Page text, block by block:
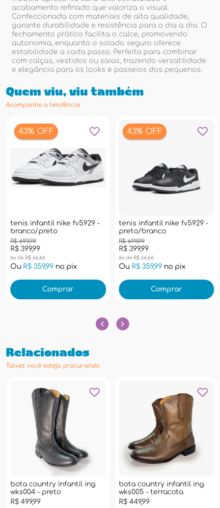
acabamento refinado que valoriza o visual.
Confeccionada com materiais de alta qualidade,
garante durabilidade e resistência para o dia a dia. O
fechamento prático facilita o calce, promovendo
autonomia, enquanto o solado seguro oferece
estabilidade a cada passo. Perfeita para combinar
com calças, vestidos ou saias, trazendo versatilidade
e elegância para os looks e passeios dos pequenos.
Quem viu, viu também
Acompanhe a tendência
43% OFF
tenis infantil nike fv5929 -
branco/preto
R$ 399,99
R$ 699,99
6x de R$ 66,66
Ou R$ 359,99 no pix
Comprar
43% OFF
tenis infantil nike fv5929 -
preto/branco
R$ 399,99
R$ 699,99
6x de R$ 66,66
Ou R$ 359,99no pix
Comprar
Relacionados
Talvez você esteja procurando
bota country infantil ing
wks004 - preto
R$ 499,99
bota country infantil ing
wks005 - terracota
R$ 449,99